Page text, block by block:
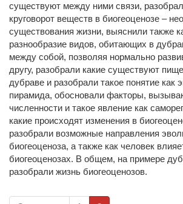
существуют между ними связи,
круговорот веществ в биогеоценозе –
существования жизни, выяснили также
разнообразие видов, обитающих в
между собой, позволяя нормально
другу, разобрали какие существуют
дубраве и разобрали такое понятие как
пирамида, обосновали факторы,
численности и такое явление как
какие происходят изменения в
разобрали возможные направления
биогеоценоза, а также как человек
биогеоценозах. В общем, на примере
разобрали жизнь биогеоценозов.